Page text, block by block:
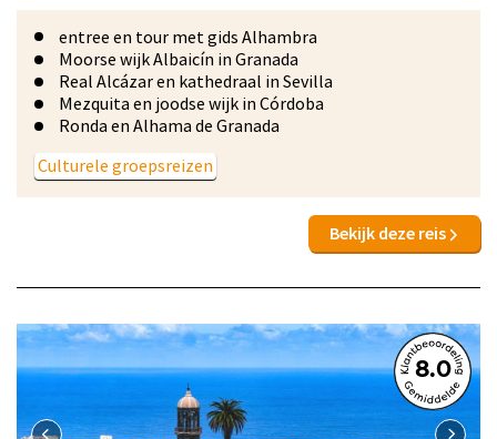
entree en tour met gids Alhambra
Moorse wijk Albaicín in Granada
Real Alcázar en kathedraal in Sevilla
Mezquita en joodse wijk in Córdoba
Ronda en Alhama de Granada
Culturele groepsreizen
Bekijk deze reis
8.0